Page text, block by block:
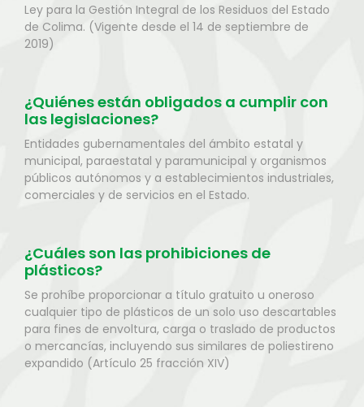
Ley para la Gestión Integral de los Residuos del Estado
de Colima. (Vigente desde el 14 de septiembre de
2019)
¿Quiénes están obligados a cumplir con
las legislaciones?
Entidades gubernamentales del ámbito estatal y
municipal, paraestatal y paramunicipal y organismos
públicos autónomos y a establecimientos industriales,
comerciales y de servicios en el Estado.
¿Cuáles son las prohibiciones de
plásticos?
Se prohíbe proporcionar a título gratuito u oneroso
cualquier tipo de plásticos de un solo uso descartables
para fines de envoltura, carga o traslado de productos
o mercancías, incluyendo sus similares de poliestireno
expandido (Artículo 25 fracción XIV)